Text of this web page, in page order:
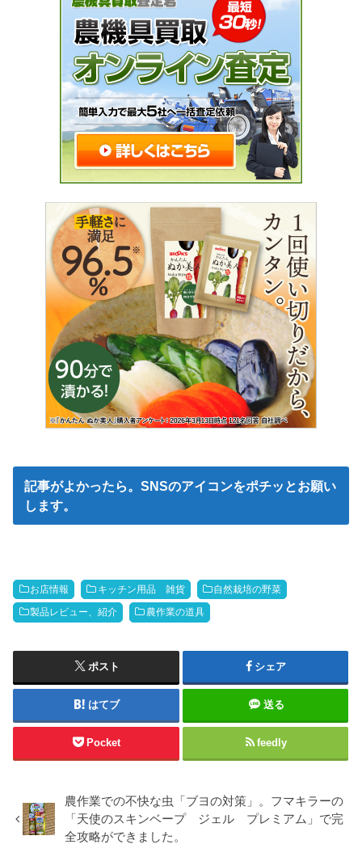
記事がよかったら。SNSのアイコンをポチッとお願い
します。
お店情報 キッチン用品 雑貨 自然栽培の野菜
製品レビュー、紹介 農作業の道具
ポスト シェア
はてブ 送る
Pocket feedly
農作業での不快な虫「ブヨの対策」。フマキラーの
「天使のスキンベープ ジェル プレミアム」で完
全攻略ができました。